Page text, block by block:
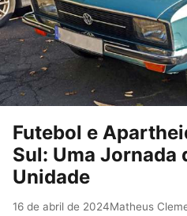
Futebol e
Sul: Uma Jornada
Unidade
16 de abril de 2024Matheus